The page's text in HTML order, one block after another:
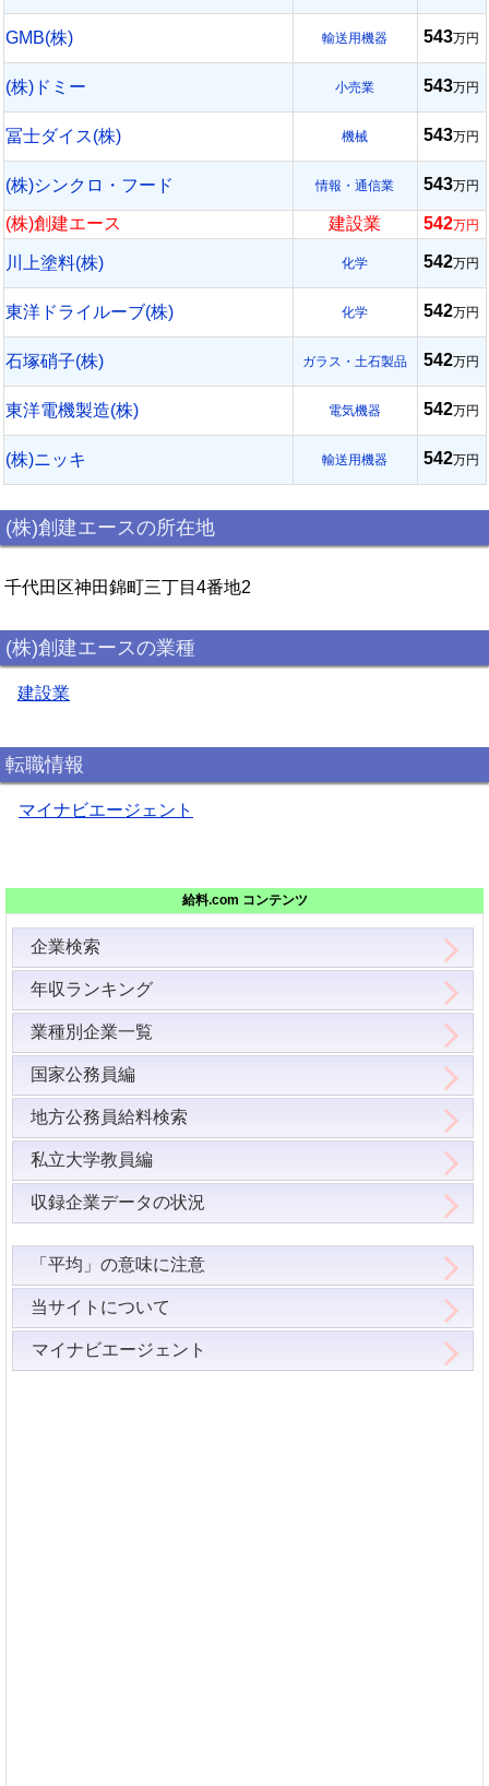
GMB(株) 輸送用機器 543万円
(株)ドミー 小売業 543万円
冨士ダイス(株) 機械 543万円
(株)シンクロ・フード 情報・通信業 543万円
(株)創建エース 建設業 542万円
川上塗料(株) 化学 542万円
東洋ドライルーブ(株) 化学 542万円
石塚硝子(株) ガラス・土石製品 542万円
東洋電機製造(株) 電気機器 542万円
(株)ニッキ 輸送用機器 542万円
(株)創建エースの所在地
千代田区神田錦町三丁目4番地2
(株)創建エースの業種
建設業
転職情報
マイナビエージェント
給料.com コンテンツ
企業検索
年収ランキング
業種別企業一覧
国家公務員編
地方公務員給料検索
私立大学教員編
収録企業データの状況
「平均」の意味に注意
当サイトについて
マイナビエージェント